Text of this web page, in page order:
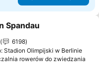
do ulubionych
Spandau
6198
Stadion Olimpijski w Berlinie
rowerów do zwiedzania